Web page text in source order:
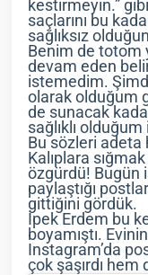
kestirmeyin.”
saçlarını bu
sağlıksız
Benim de totom
devam eden
istemedim.
olarak olduğum
de sunacak
sağlıklı
Bu sözleri
Kalıplara
özgürdü! Bugün
paylaştığı
gittiğini gördük.
İpek Erdem bu
boyamıştı.
Instagram’da
çok şaşırdı